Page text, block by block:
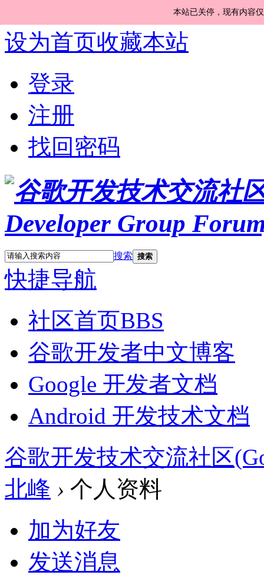
本站已关停，现有内容
设为首页收藏本站
登录
注册
找回密码
搜索 搜索
快捷导航
社区首页BBS
谷歌开发者中文博客
Google 开发者文档
Android 开发技术文档
谷歌开发技术交流社区
北峰 › 个人资料
加为好友
发送消息